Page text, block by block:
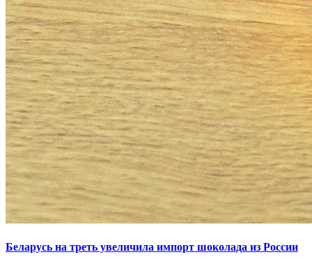
Беларусь на треть увеличила импорт шоколада из России